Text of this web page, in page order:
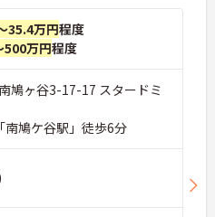
35.4万円程度
500万円程度
鳩ヶ谷3-17-17 スタードミ
南鳩ケ谷駅」徒歩6分